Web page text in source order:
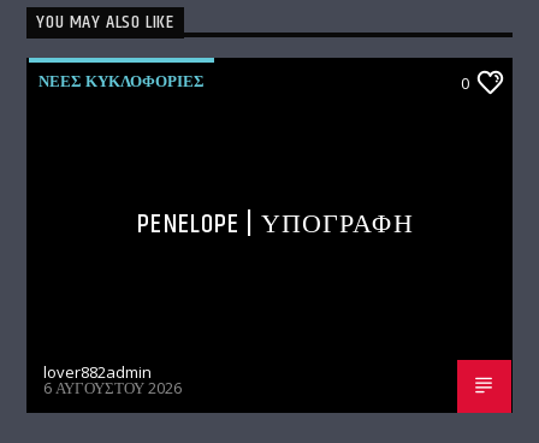
YOU MAY ALSO LIKE
ΝΕΕΣ ΚΥΚΛΟΦΟΡΙΕΣ 0
PENELOPE | ΥΠΟΓΡΑΦΗ
lover882admin
6 ΑΥΓΟΎΣΤΟΥ 2026